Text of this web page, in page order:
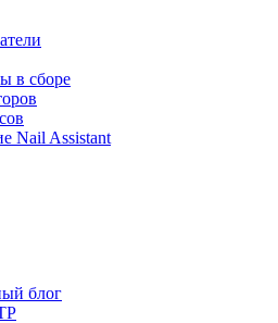
в сборе
Nail Assistant
блог